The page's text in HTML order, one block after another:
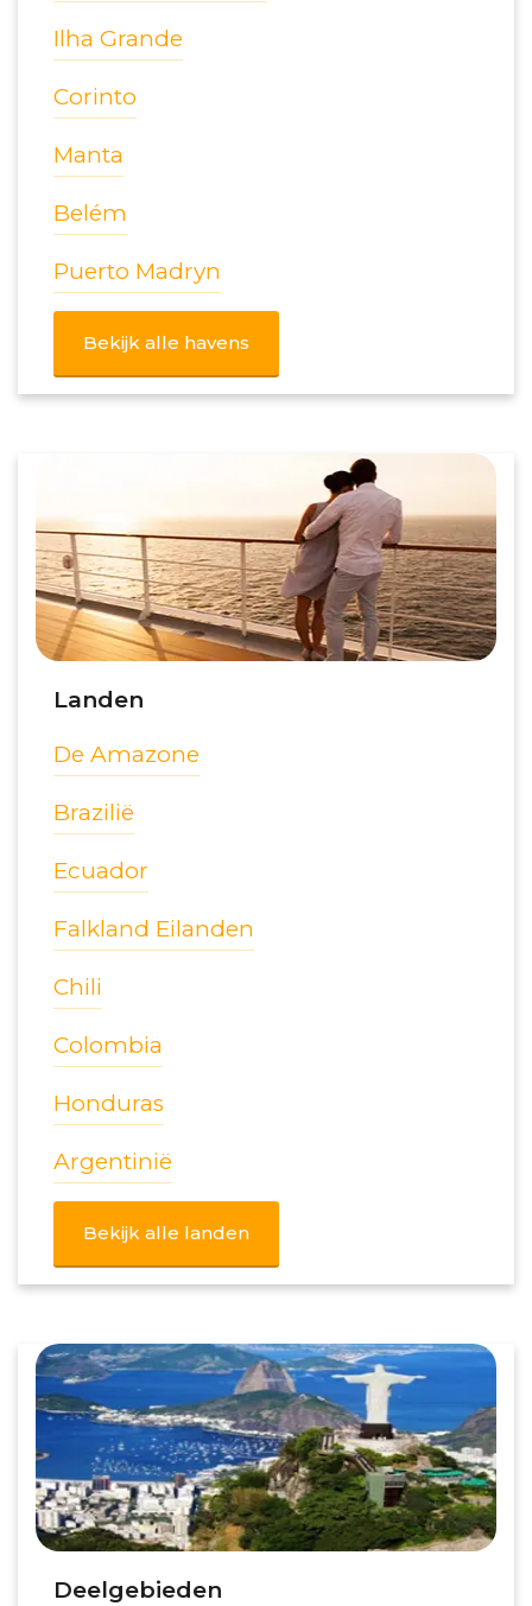
Ilha Grande
Corinto
Manta
Belém
Puerto Madryn
Bekijk alle havens
Landen
De Amazone
Brazilië
Ecuador
Falkland Eilanden
Chili
Colombia
Honduras
Argentinië
Bekijk alle landen
Deelgebieden